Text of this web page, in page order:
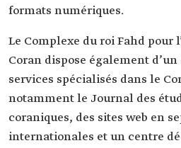
formats numériques.
Le Complexe du roi Fahd pour
Coran dispose également
services spécialisés dans le
notamment le Journal des
coraniques, des sites web en
internationales et un centre